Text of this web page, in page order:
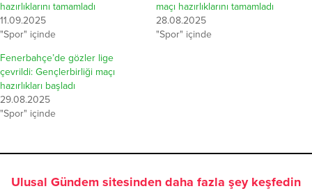
hazırlıklarını tamamladı
11.09.2025
"Spor" içinde
maçı hazırlıklarını tamamladı
28.08.2025
"Spor" içinde
Fenerbahçe’de gözler lige
çevrildi: Gençlerbirliği maçı
hazırlıkları başladı
29.08.2025
"Spor" içinde
Ulusal Gündem sitesinden daha fazla şey keşfedin